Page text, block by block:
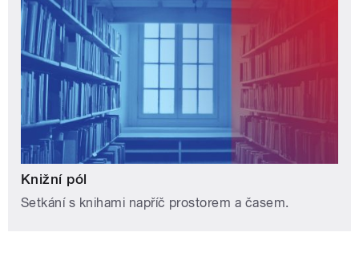
Knižní pól
Setkání s knihami napříč prostorem a časem.